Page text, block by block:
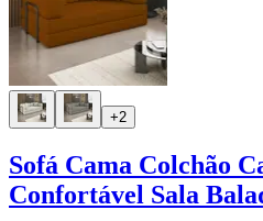
+2
Sofá Cama Colchão
Confortável Sala